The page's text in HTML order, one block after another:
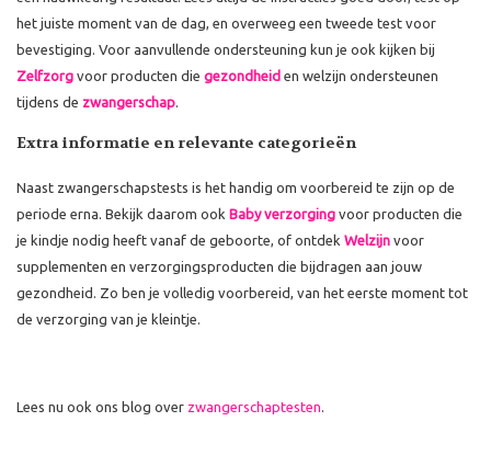
het juiste moment van de dag, en overweeg een tweede test voor
bevestiging. Voor aanvullende ondersteuning kun je ook kijken bij
Zelfzorg voor producten die gezondheid en welzijn ondersteunen
tijdens de zwangerschap.
Extra informatie en relevante categorieën
Naast zwangerschapstests is het handig om voorbereid te zijn op de
periode erna. Bekijk daarom ook Baby verzorging voor producten die
je kindje nodig heeft vanaf de geboorte, of ontdek Welzijn voor
supplementen en verzorgingsproducten die bijdragen aan jouw
gezondheid. Zo ben je volledig voorbereid, van het eerste moment tot
de verzorging van je kleintje.
Lees nu ook ons blog over zwangerschaptesten.